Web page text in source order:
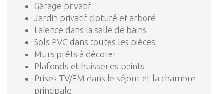
Garage privatif
Jardin privatif cloturé et arboré
Faïence dans la salle de bains
Sols PVC dans toutes les pièces
Murs prêts à décorer
Plafonds et huisseries peints
Prises TV/FM dans le séjour et la chambre
principale